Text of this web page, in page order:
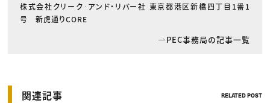
株式会社クリーク･アンド・リバー社 東京都港区新橋四丁目1番1
号 新虎通りCORE
PEC事務局の記事一覧
関連記事 RELATED POST